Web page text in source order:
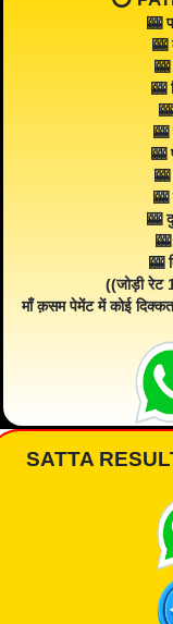
🎰
🎰
🎰
🎰
🎰
🎰
🎰
🎰
🎰
((जोड़ी
माँ क़सम पेमेंट में कोई
SATTA